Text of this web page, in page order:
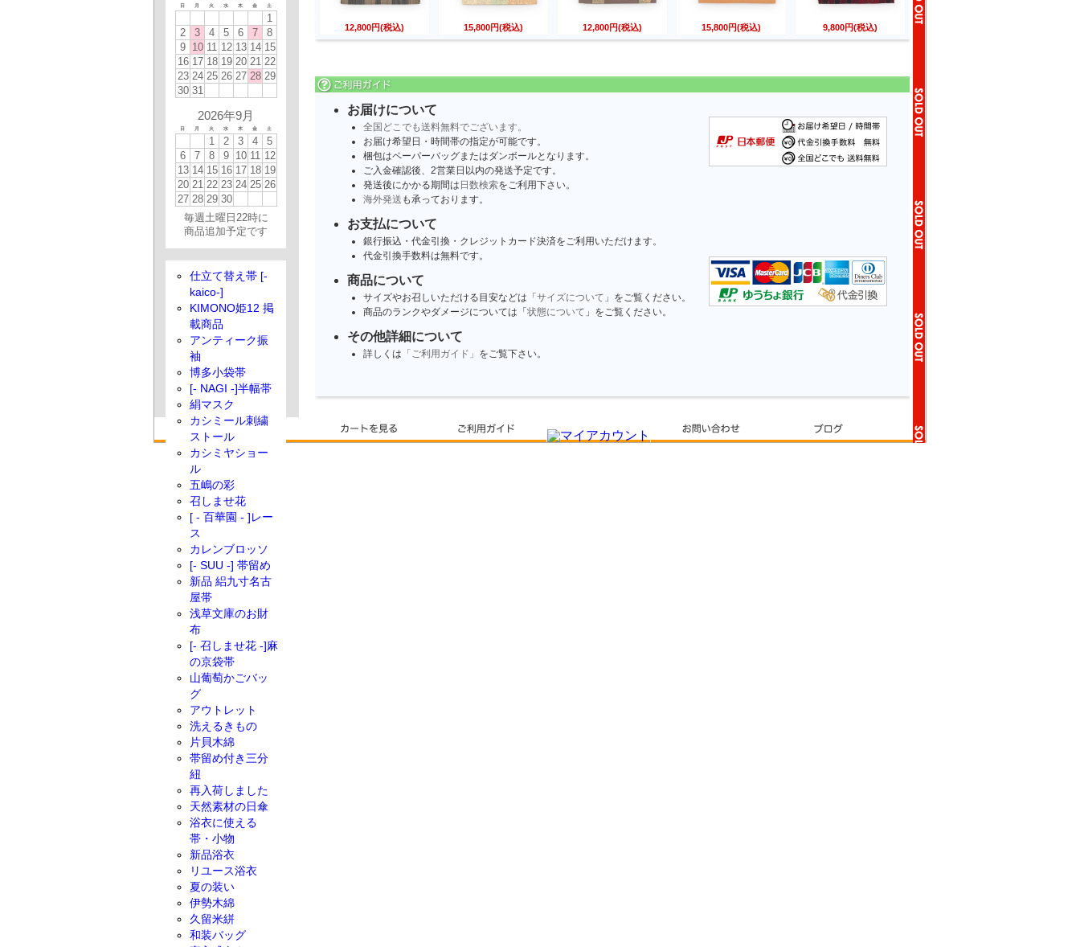
12,800円(税込) 15,800円(税込) 12,800円(税込) 15,800円(税込) 9,800円(税込)
お届けについて
全国どこでも送料無料でございます。
お届け希望日・時間帯の指定が可能です。
梱包はペーパーバッグまたはダンボールとなります。
ご入金確認後、2営業日以内の発送予定です。
発送後にかかる期間は 日数検索をご利用下さい。
海外発送 も承っております。
お支払について
銀行振込・代金引換・クレジットカード決済をご利用いただけます。
代金引換手数料は無料です。
商品について
サイズやお召しいただける目安などは「サイズについて 」をご覧ください。
商品のランクやダメージについては「状態について 」をご覧ください。
その他詳細について
詳しくは 「ご利用ガイド」 をご覧下さい。
日 月 火 水 木 金 土
1
2
3 4 5 6 7
8
9 10 11 12 13 14 15
16 17 18 19 20 21 22
23 24 25 26 27 28 29
30 31
2026年9月
日 月 火 水 木 金 土
1 2 3 4
5
6
7 8 9 10 11 12
13 14 15 16 17 18 19
20 21 22 23 24 25 26
27 28 29 30
毎週土曜日22時に
商品追加予定です
仕立て替え帯 [-
kaico-]
KIMONO姫12 掲
載商品
アンティーク振
袖
博多小袋帯
[- NAGI -]半幅帯
絹マスク
カシミール刺繍
ストール
カシミヤショー
ル
五嶋の彩
召しませ花
[ - 百華園 - ]レー
ス
カレンブロッソ
[- SUU -] 帯留め
新品 絽九寸名古
屋帯
浅草文庫のお財
布
[- 召しませ花 -]麻
の京袋帯
山葡萄かごバッ
グ
アウトレット
洗えるきもの
片貝木綿
帯留め付き三分
紐
再入荷しました
天然素材の日傘
浴衣に使える
帯・小物
新品浴衣
リユース浴衣
夏の装い
伊勢木綿
久留米絣
和装バッグ